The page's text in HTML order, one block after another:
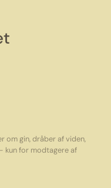
om gin, dråber af viden,
kun for modtagere af